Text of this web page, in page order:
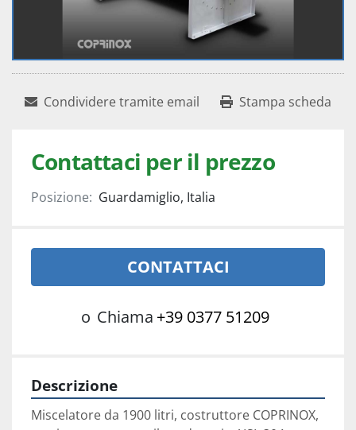
Condividere tramite email Stampa scheda
Contattaci per il prezzo
Posizione: Guardamiglio, Italia
CONTATTACI
o Chiama +39 0377 51209
Descrizione
Miscelatore da 1900 litri, costruttore COPRINOX,